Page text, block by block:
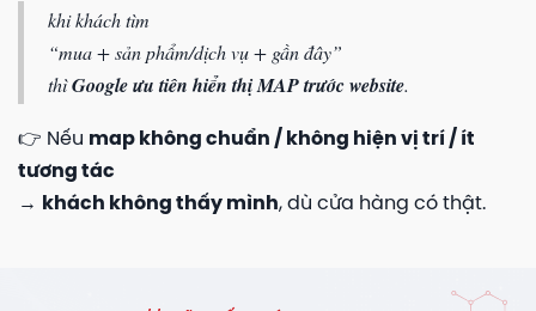
khi khách tìm
“mua + sản phẩm/dịch vụ + gần đây”
thìGoogle ưu tiên hiển thị MAP trước website.
👉 Nếu map không chuẩn / không hiện vị trí / ít
tương tác
→ khách không thấy mình, dù cửa hàng có thật.